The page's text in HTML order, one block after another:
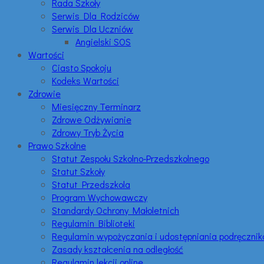
Rada Szkoły
Serwis Dla Rodziców
Serwis Dla Uczniów
Angielski SOS
Wartości
Ciasto Spokoju
Kodeks Wartości
Zdrowie
Miesięczny Terminarz
Zdrowe Odżywianie
Zdrowy Tryb Życia
Prawo Szkolne
Statut Zespołu Szkolno-Przedszkolnego
Statut Szkoły
Statut Przedszkola
Program Wychowawczy
Standardy Ochrony Małoletnich
Regulamin Biblioteki
Regulamin wypożyczania i udostępniania
Zasady kształcenia na odległość